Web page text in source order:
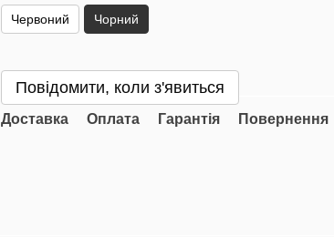
Червоний Чорний
Повідомити, коли з'явиться
Доставка Оплата Гарантія Повернення